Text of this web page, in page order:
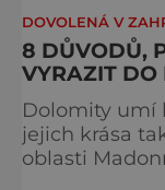
DOVOLENÁ V
8 DŮVODŮ,
VYRAZIT
Dolomity umí
jejich krása
oblasti